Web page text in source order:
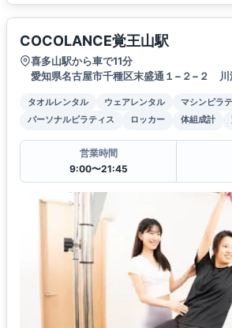
COCOLANCE覚王山駅
喜多山駅から車で11分
愛知県名古屋市千種区末盛通１−２−２ 川
タオルレンタル ウェアレンタル
マシンピラ
パーソナルピラティス
ロッカー 体組成計
営業時間
9:00〜21:45